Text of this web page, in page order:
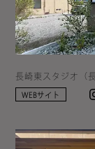
長崎東スタジオ（
WEBサイト